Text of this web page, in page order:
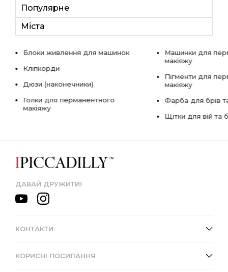
Популярне
Міста
Блоки живлення для машинок
Кліпкорди
Дюзи (наконечники)
Голки для перманентного
макіяжу
Машинки для
макіяжу
Пігменти для
макіяжу
Фарба для брів
Щітки для вій та
ДАВАЙ ДРУЖИТИ!
КОНТАКТИ
КОРИСНІ ПОСИЛАННЯ